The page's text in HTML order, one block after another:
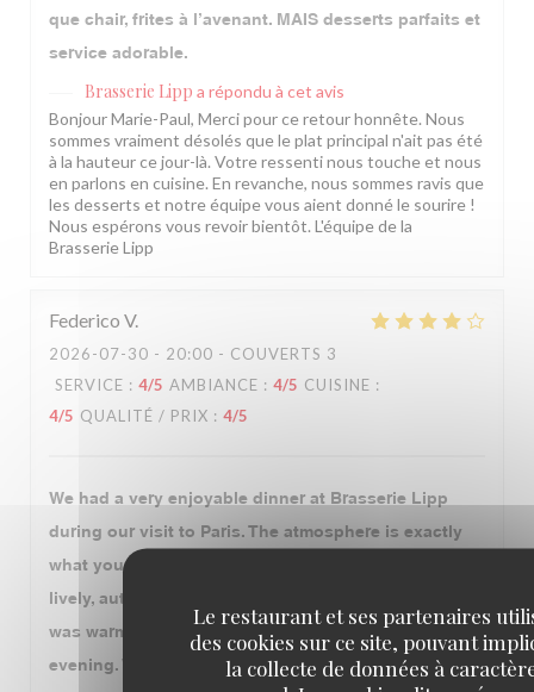
Le restaurant et ses partenaires
des cookies sur ce site, pouvant
la collecte de données à
que chair, frites à l’avenant. MAIS desserts parfaits et
service adorable.
Brasserie Lipp a répondu à cet avis
Bonjour Marie-Paul, Merci pour ce retour honnête. Nous
sommes vraiment désolés que le plat principal n'ait pas été
à la hauteur ce jour-là. Votre ressenti nous touche et nous
en parlons en cuisine. En revanche, nous sommes ravis que
les desserts et notre équipe vous aient donné le sourire !
Nous espérons vous revoir bientôt. L'équipe de la
Brasserie Lipp
Federico V
2026-07-30 - 20:00 - COUVERTS 3
SERVICE : 4/5 AMBIANCE : 4/5 CUISINE :
4/5 QUALITÉ / PRIX : 4/5
We had a very enjoyable dinner at Brasserie Lipp
during our visit to Paris. The atmosphere is exactly
what you expect from a historic Parisian brasserie:
lively, authentic, and full of character. The service
was warm, attentive, and professional throughout the
evening. We started with the leeks, followed by duck,